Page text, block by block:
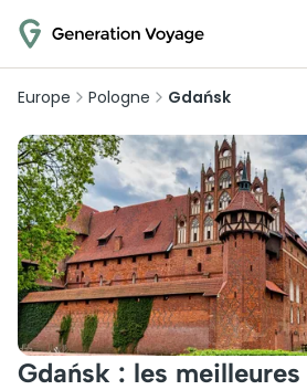
Europe Pologne Gdańsk
Gdańsk : les